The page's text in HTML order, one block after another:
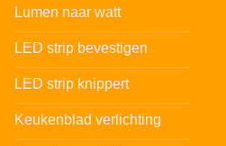
Lumen naar watt
LED strip bevestigen
LED strip knippert
Keukenblad verlichting